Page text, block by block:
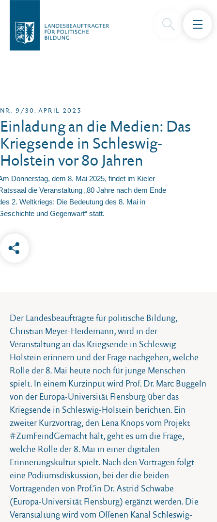
NR. 9/30. APRIL 2025
Einladung an die Medien: Das
Kriegsende in Schleswig-
Holstein vor 80 Jahren
Donnerstag, dem 8. Mai 2025, findet im Kieler
die Veranstaltung „80 Jahre nach dem Ende
2. Weltkriegs: Die Bedeutung des 8. Mai in
und Gegenwart“ statt.
Der Landesbeauftragte für politische Bildung,
Christian Meyer-Heidemann, wird in der
Veranstaltung an das Kriegsende in Schleswig-
Holstein erinnern und der Frage nachgehen, welche
Rolle der 8. Mai heute noch für junge Menschen
spielt. In einem Kurzinput wird Prof. Dr. Marc Buggeln
von der Europa-Universität Flensburg über das
Kriegsende in Schleswig-Holstein berichten. Ein
zweiter Kurzvortrag, den Lena Knops vom Projekt
#ZumFeindGemacht hält, geht es um die Frage,
welche Rolle der 8. Mai in einer digitalen
Erinnerungskultur spielt. Nach den Vorträgen folgt
eine Podiumsdiskussion, bei der die beiden
Vortragenden von Prof.’in Dr. Astrid Schwabe
(Europa-Universität Flensburg) ergänzt werden. Die
Veranstaltung wird vom Offenen Kanal Schleswig-